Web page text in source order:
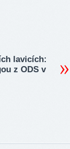
lavicích:
z ODS v